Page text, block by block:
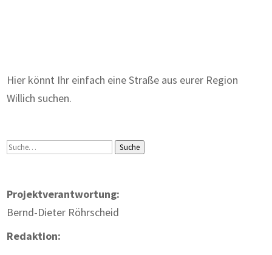
Hier könnt Ihr einfach eine Straße aus eurer Region
Willich suchen.
Suche Suche
Projektverantwortung:
Bernd-Dieter Röhrscheid
Redaktion: